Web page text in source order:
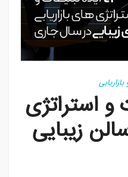
و استراتژی
زیبایی